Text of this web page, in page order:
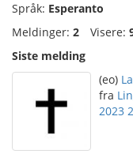
Språk: Esperanto
Meldinger: 2 Visere:
Siste melding
(eo)
fra
2023